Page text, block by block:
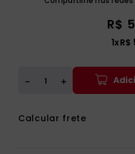
R$
1xR$
＋
－